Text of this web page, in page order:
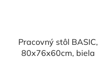
Pracovný stôl BASIC,
80x76x60cm, biela